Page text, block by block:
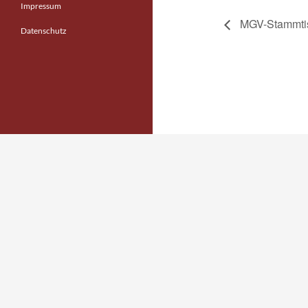
MGV-
Impressum
Datenschutz